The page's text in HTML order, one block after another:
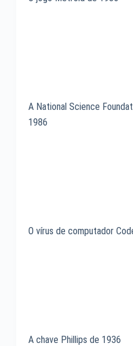
A National Science
1986
O vírus de computador
A chave Phillips de 1936